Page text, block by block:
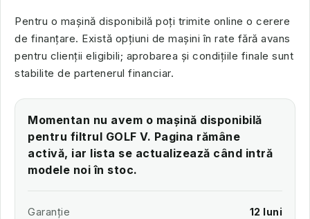
Pentru o mașină disponibilă poți trimite online o cerere
de finanțare. Există opțiuni de mașini în rate fără avans
pentru clienții eligibili; aprobarea și condițiile finale sunt
stabilite de partenerul financiar.
Momentan nu avem o mașină disponibilă
pentru filtrul GOLF V. Pagina rămâne
activă, iar lista se actualizează când intră
modele noi în stoc.
Garanție 12 luni